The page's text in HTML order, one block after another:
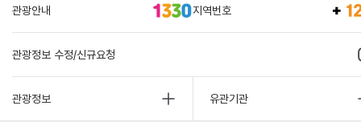
관광안내 지역번호
관광정보 수정/신규요청
관광정보 유관기관